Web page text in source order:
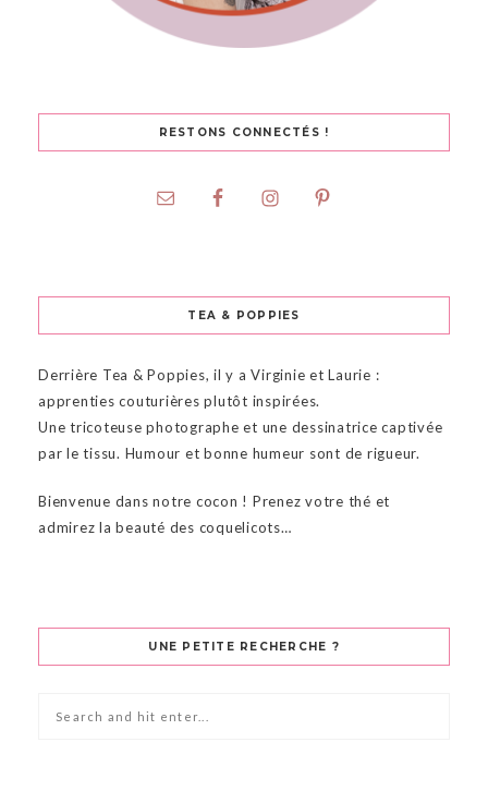
RESTONS CONNECTÉS !
TEA & POPPIES
Derrière Tea & Poppies, il y a Virginie et Laurie :
apprenties couturières plutôt inspirées.
Une tricoteuse photographe et une dessinatrice captivée
par le tissu. Humour et bonne humeur sont de rigueur.
Bienvenue dans notre cocon ! Prenez votre thé et
admirez la beauté des coquelicots…
UNE PETITE RECHERCHE ?